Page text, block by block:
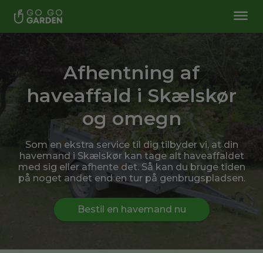
Afhentning af
haveaffald i Skælskør
og omegn
Som en ekstra service til dig tilbyder vi, at din
havemand i Skælskør kan tage alt haveaffaldet
med sig eller afhente det. Så kan du bruge tiden
på noget andet end en tur på genbrugspladsen.
Bestil en havemand nu